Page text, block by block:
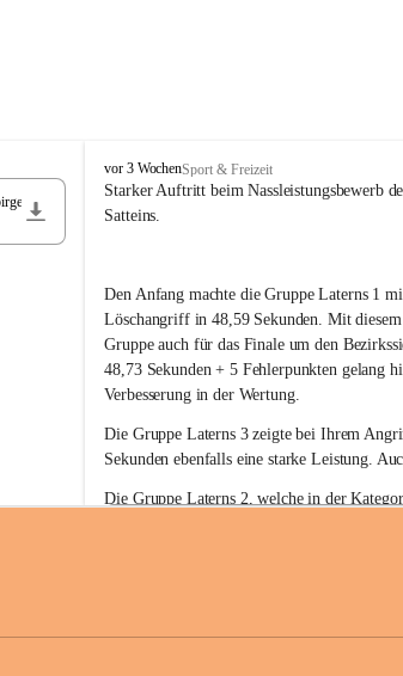
F
r
e
l
l
i
g
e
F
e
u
e
r
w
t
vor 3 WochenSport & Freizeit
Starker Auftritt beim Nassleistungsbewerb
Satteins.
Den Anfang machte die Gruppe Laterns 1
Löschangriff in 48,59 Sekunden. Mit
Gruppe auch für das Finale um den
48,73 Sekunden + 5 Fehlerpunkten gelang
Verbesserung in der Wertung.
Die Gruppe Laterns 3 zeigte bei Ihrem
Sekunden ebenfalls eine starke Leistung.
Die Gruppe Laterns 2, welche in der